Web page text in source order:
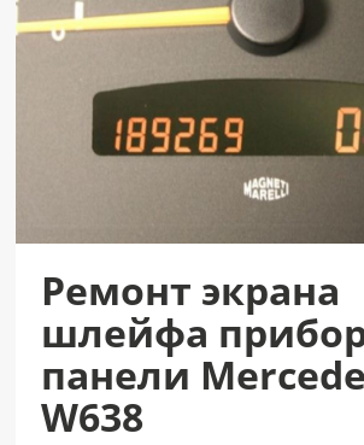
Ремонт экрана
шлейфа
панели
W638